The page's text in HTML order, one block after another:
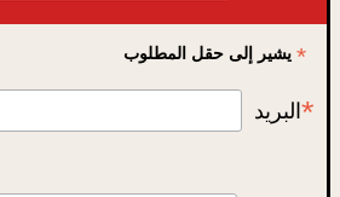
*يشير إلى حقل المطلوب
*البريد